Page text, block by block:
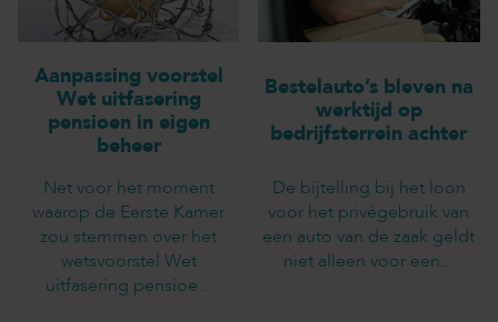
Aanpassing voorstel
Wet uitfasering
pensioen in eigen
beheer
Net voor het moment
waarop de Eerste Kamer
zou stemmen over het
wetsvoorstel Wet
uitfasering pensioe...
Bestelauto’s bleven na
werktijd op
bedrijfsterrein achter
De bijtelling bij het loon
voor het privégebruik van
een auto van de zaak geldt
niet alleen voor een...